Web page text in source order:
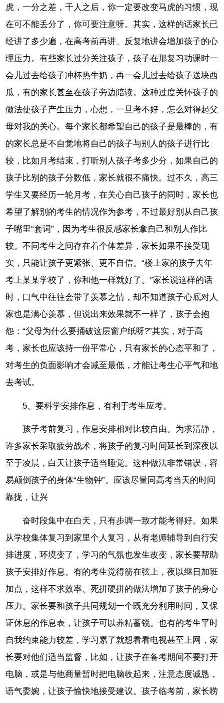
虎，一分之差，千人之后，你一定要改变马虎的习惯，现
在可不能丢分了，你可要注意呀。其实，这样的话家长已
经讲了多少遍，在高考前再讲、反复地讲会增加孩子的心
理压力。有些家长过分关注孩子，孩子在那复习功课时一
会儿过去给孩子冲杯热牛奶，再一会儿过去给孩子送块西
瓜，有的家长甚至在孩子旁边陪读。这种过度关怀孩子的
做法使孩子产生压力，心想，一旦考不好，怎么对得起父
母对我的关心。每个家长都希望自己的孩子是最棒的，有
的家长总是不自觉地将自己的孩子与别人的孩子进行比
较，比如月考结束，打听别人孩子考多少分，如果自己的
孩子比别的孩子分数低，家长就很不痛快。过不久，高三
学生又要经历一轮月考，在关心自己孩子的同时，家长也
希望了解别的考生的情况作为参考，不过最好别从自己孩
子嘴里“套词”，因为考生很反感家长拿自己和别人作比
较。不同考生之间存在着个体差异，家长如果不接受现
实，只能让孩子更紧张、更不自信。“楼上家的孩子去年
考上某某学校了，你和他一样就好了。”家长说这样的话
时，口气中往往会带了羡慕之情，却不知道孩子心底对人
家也是满心羡慕，但说出来效果就不一样了，孩子会抱
怨：“父母为什么要捅破这层窗户纸呀?”其实，对于高
考，家长也应该持一份平常心，只有家长的心态平和了，
对考生的负面影响才会减至最低，才能让考生心平气和地
去考试。
5、要科学安排作息，有利于考生应考。
孩子考前复习，作息安排相对比较自由。为求清静，
许多家长采取疲劳战术，将孩子的复习时间延长到深夜以
至于凌晨，白天让孩子适当睡觉。这种做法非常错误，容
易颠倒孩子的身体“生物钟”。应该尽量同高考当天的时间
靠拢，让兴
奋时段集中在白天，只有步调一致才能考得好。如果
从学校集体复习到家里个人复习，从有老师辅导到自行安
排进度，环境变了，学习的气氛也发生改变，家长要帮助
孩子安排好作息。有的考生觉得箭在弦上，夜以继日加班
加点，这样不求效率、死拼硬拼的做法增加了孩子的身心
压力。家长要和孩子共同规划一个既充分利用时间，又保
证休息的作息表，让孩子可以养精蓄锐。也有的考生平时
自我约束能力较差，学习累了就想看看电视甚至上网，家
长要对他们适当监督，比如，让孩子在备考期间不要打开
电脑，或是与他商量暂时把电脑收起来，注意态度诚恳，
语气委婉，让孩子愉快地接受建议。孩子临考前，家长唠